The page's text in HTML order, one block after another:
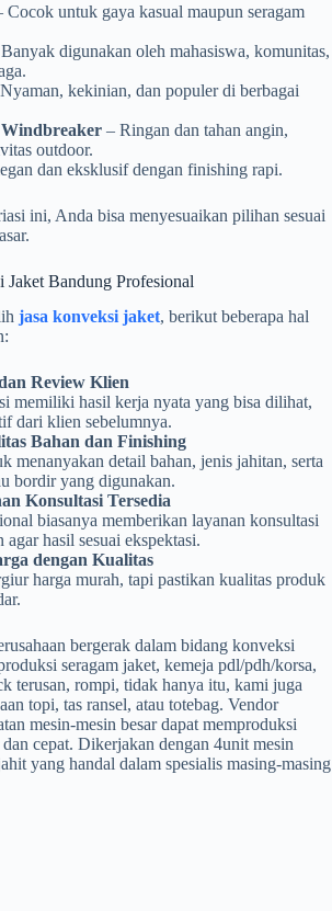
Cocok untuk gaya kasual maupun seragam
digunakan oleh mahasiswa, komunitas,
kekinian, dan populer di berbagai
– Ringan dan tahan angin,
outdoor.
dan eksklusif dengan finishing rapi.
ini, Anda bisa menyesuaikan pilihan sesuai
Bandung Profesional
jasa konveksi jaket, berikut beberapa hal
Review Klien
memiliki hasil kerja nyata yang bisa dilihat,
dari klien sebelumnya.
Bahan dan Finishing
menanyakan detail bahan, jenis jahitan, serta
bordir yang digunakan.
Konsultasi Tersedia
biasanya memberikan layanan konsultasi
agar hasil sesuai ekspektasi.
dengan Kualitas
harga murah, tapi pastikan kualitas produk
bergerak dalam bidang konveksi
seragam jaket, kemeja pdl/pdh/korsa,
terusan, rompi, tidak hanya itu, kami juga
topi, tas ransel, atau totebag. Vendor
mesin-mesin besar dapat memproduksi
dan cepat. Dikerjakan dengan 4unit mesin
yang handal dalam spesialis masing-masing